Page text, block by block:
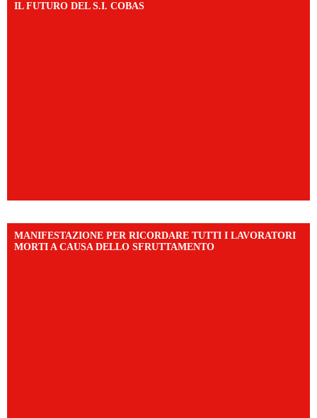
IL FUTURO DEL S.I. COBAS
MANIFESTAZIONE PER RICORDARE TUTTI I LAVORATORI
MORTI A CAUSA DELLO SFRUTTAMENTO